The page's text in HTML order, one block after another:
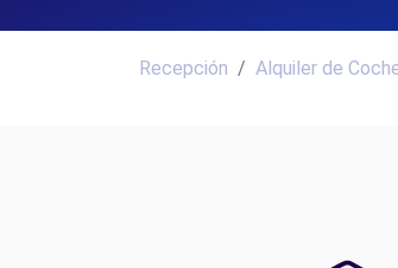
Recepción Alquiler de